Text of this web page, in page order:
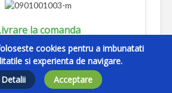
la comanda
CEMROM 40 KG
nu este in stoc
cookies pentru a imbunatati
si experienta de navigare.
Detalii
Acceptare